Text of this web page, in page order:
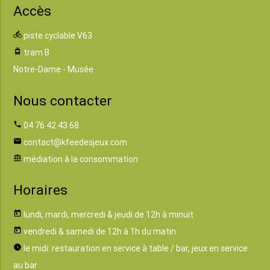
Accès
directions_bike piste cyclable V63
tram tram B
Notre-Dame - Musée
Nous contacter
phone 04 76 42 43 68
email contact@kfeedesjeux.com
balance médiation à la consommation
Horaires
today lundi, mardi, mercredi & jeudi de 12h à minuit
today vendredi & samedi de 12h à 1h du matin
watch_later le midi: restauration en service à table / bar, jeux en service
au bar